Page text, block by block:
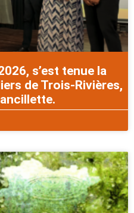
s’est tenue la
de Trois-Rivières,